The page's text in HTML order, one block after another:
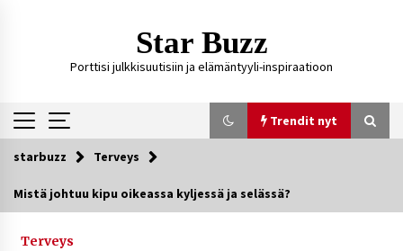
Star Buzz
Porttisi julkkisuutisiin ja elämäntyyli-inspiraatioon
Trendit nyt
Trendit nyt
starbuzz Terveys
Mistä johtuu kipu oikeassa kyljessä ja selässä?
Terveys